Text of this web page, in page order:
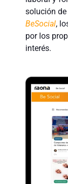
solución de
BeSocial,
por los
interés.